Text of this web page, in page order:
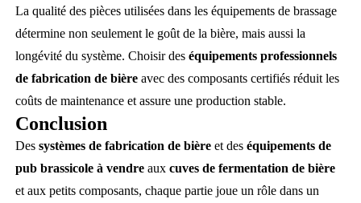
La qualité des pièces utilisées dans les équipements de brassage
détermine non seulement le goût de la bière, mais aussi la
longévité du système. Choisir des équipements professionnels
de fabrication de bièreavec des composants certifiés réduit les
coûts de maintenance et assure une production stable.
Conclusion
Des systèmes de fabrication de bièreet des équipements de
pub brassicole à vendreaux cuves de fermentation de bière
et aux petits composants, chaque partie joue un rôle dans un